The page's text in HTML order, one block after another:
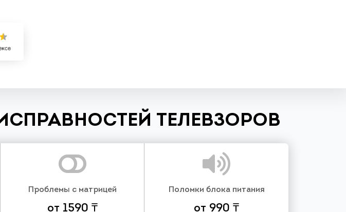
ТЕЛЕВЗОРОВ
Проблемы с матрицей
от 1590 ₸
Поломки блока питания
от 990 ₸